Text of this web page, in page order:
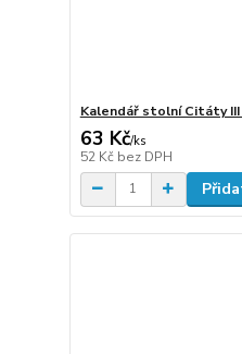
Kalendář stolní Citáty III
63 Kč/ks
52 Kč bez DPH